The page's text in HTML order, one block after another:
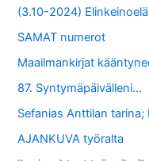
(3.10-2024)
SAMAT numerot
Maailmankirjat
87. Syntymäpäivälleni…
Sefanias Anttilan tarina;
AJANKUVA työralta